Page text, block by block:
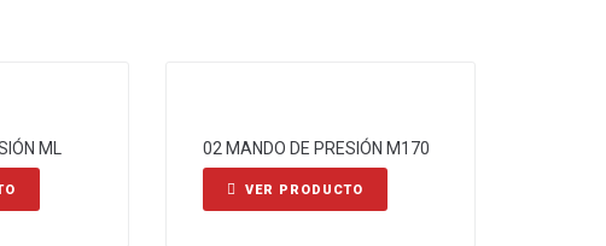
ML 02 MANDO DE PRESIÓN M170
VER PRODUCTO